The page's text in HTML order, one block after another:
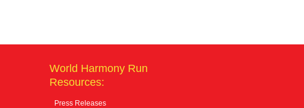
World Harmony Run
Resources:
Press Releases